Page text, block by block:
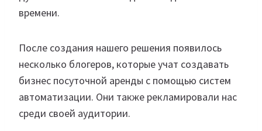
времени.
После создания нашего решения появилось
несколько блогеров, которые учат создавать
бизнес посуточной аренды с помощью систем
автоматизации. Они также рекламировали нас
среди своей аудитории.